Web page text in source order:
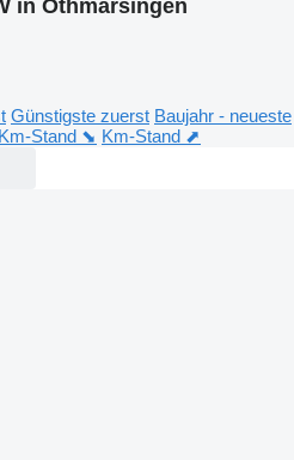
in Othmarsingen
Günstigste zuerst Baujahr - neueste
Km-Stand ⬊ Km-Stand ⬈